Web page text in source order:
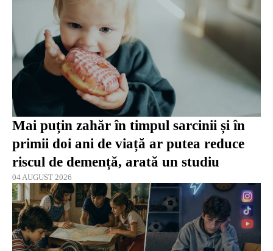
Mai puțin zahăr în timpul sarcinii și în
primii doi ani de viață ar putea reduce
riscul de demență, arată un studiu
04 AUGUST 2026